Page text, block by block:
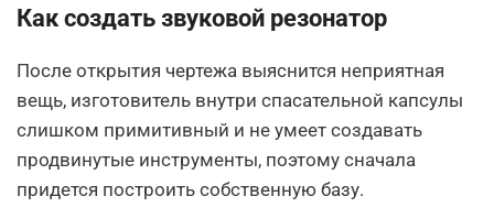
Как создать звуковой резонатор
После открытия чертежа выяснится неприятная
вещь, изготовитель внутри спасательной капсулы
слишком примитивный и не умеет создавать
продвинутые инструменты, поэтому сначала
придется построить собственную базу.